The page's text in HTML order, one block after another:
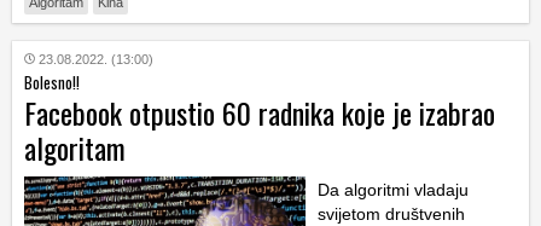
23.08.2022. (13:00)
Bolesno!!
Facebook otpustio 60 radnika koje je izabrao
algoritam
Da algoritmi vladaju
svijetom društvenih